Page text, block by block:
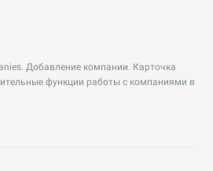
Добавление компании. Карточка
функции работы с компаниями в